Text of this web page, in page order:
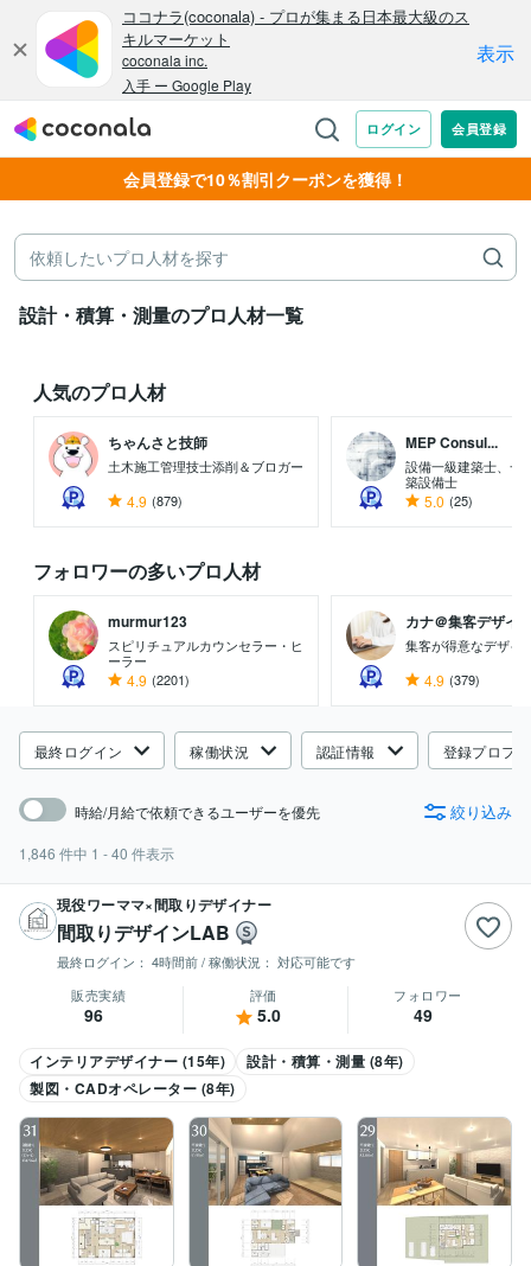
会員登録で10％割引クーポンを獲得！
設計・積算・測量のプロ人材一覧
人気のプロ人材
ちゃんさと技師
土木施工管理技士添削＆ブロガー
4.9 (879)
MEP Consul...
設備一級建築士、一
築設備士
5.0 (25)
フォロワーの多いプロ人材
murmur123
スピリチュアルカウンセラー・ヒ
ーラー
4.9 (2201)
カナ＠集客デザイ
集客が得意なデザイ
4.9 (379)
最終ログイン 稼働状況 認証情報 登録プロフ
1,846 件中 1 - 40 件表示
時給/月給で依頼できるユーザーを優先 絞り込み
現役ワーママ×間取りデザイナー
間取りデザインLAB
最終ログイン： 4時間前/ 稼働状況： 対応可能です
販売実績
96
評価
5.0
フォロワー
49
インテリアデザイナー (15年)
設計・積算・測量 (8年)
製図・CADオペレーター (8年)